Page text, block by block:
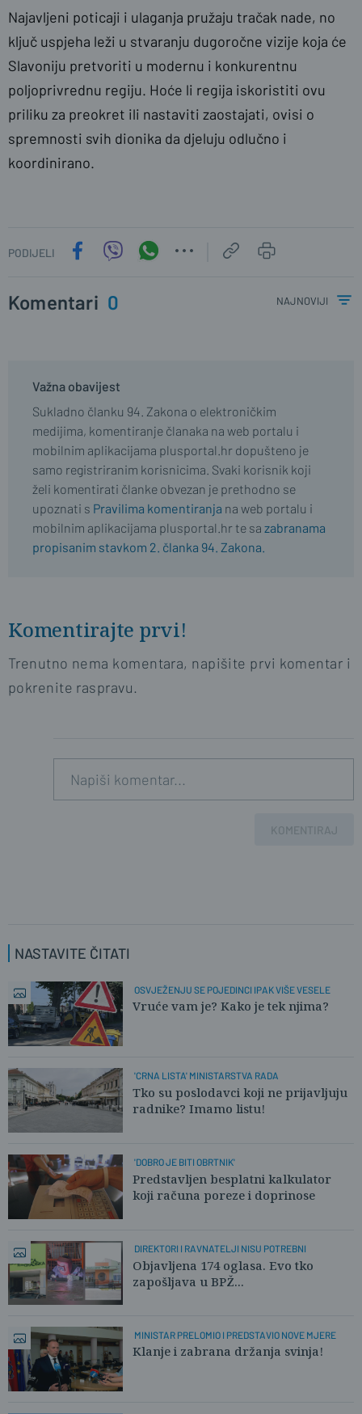
Najavljeni poticaji i ulaganja pružaju tračak nade, no
ključ uspjeha leži u stvaranju dugoročne vizije koja će
Slavoniju pretvoriti u modernu i konkurentnu
poljoprivrednu regiju. Hoće li regija iskoristiti ovu
priliku za preokret ili nastaviti zaostajati, ovisi o
spremnosti svih dionika da djeluju odlučno i
koordinirano.
PODIJELI
Komentari 0 najnoviji
Važna obavijest
Sukladno članku 94. Zakona o elektroničkim
medijima, komentiranje članaka na web portalu i
mobilnim aplikacijama plusportal.hr dopušteno je
samo registriranim korisnicima. Svaki korisnik koji
želi komentirati članke obvezan je prethodno se
upoznati s Pravilima komentiranja na web portalu i
mobilnim aplikacijama plusportal.hr te sa zabranama
propisanim stavkom 2. članka 94. Zakona.
Komentirajte prvi!
Trenutno nema komentara, napišite prvi komentar i
pokrenite raspravu.
KOMENTIRAJ
NASTAVITE ČITATI
OSVJEŽENJU SE POJEDINCI IPAK VIŠE VESELE
Vruće vam je? Kako je tek njima?
'CRNA LISTA' MINISTARSTVA RADA
Tko su poslodavci koji ne prijavljuju
radnike? Imamo listu!
'DOBRO JE BITI OBRTNIK'
Predstavljen besplatni kalkulator
koji računa poreze i doprinose
DIREKTORI I RAVNATELJI NISU POTREBNI
Objavljena 174 oglasa. Evo tko
zapošljava u BPŽ...
MINISTAR PRELOMIO I PREDSTAVIO NOVE MJERE
Klanje i zabrana držanja svinja!